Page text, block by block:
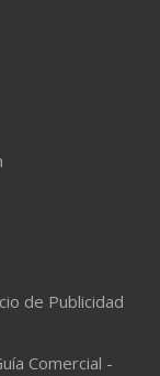
de Publicidad
Comercial -